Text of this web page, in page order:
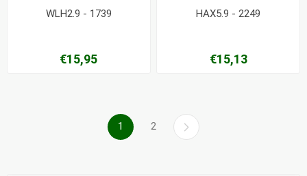
WLH2.9 - 1739
€15,95
HAX5.9 - 2249
€15,13
1 2